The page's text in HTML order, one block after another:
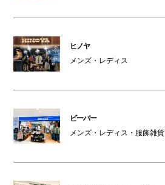
ヒノヤ
メンズ・レディス
ビーバー
メンズ・レディス・服飾雑貨